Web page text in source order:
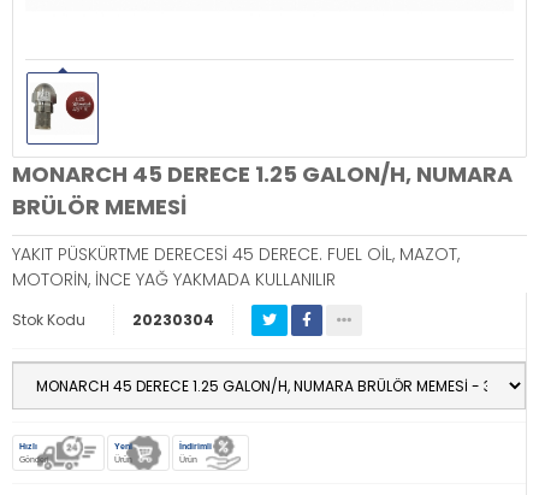
MONARCH 45 DERECE 1.25 GALON/H, NUMARA
BRÜLÖR MEMESİ
YAKIT PÜSKÜRTME DERECESİ 45 DERECE. FUEL OİL, MAZOT,
MOTORİN, İNCE YAĞ YAKMADA KULLANILIR
Stok Kodu 20230304
Hızlı
Gönderi
Yeni
Ürün
İndirimli
Ürün